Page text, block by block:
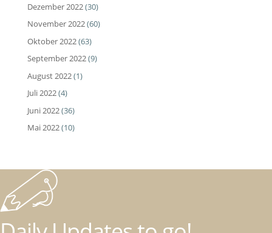
Dezember 2022(30)
November 2022(60)
Oktober 2022(63)
September 2022(9)
August 2022(1)
Juli 2022(4)
Juni 2022(36)
Mai 2022(10)